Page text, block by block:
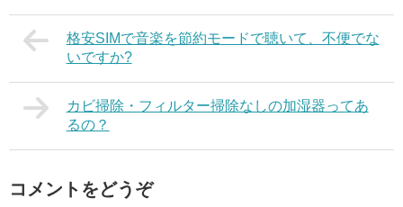
格安SIMで音楽を節約モードで聴いて、不便でな
いですか?
カビ掃除・フィルター掃除なしの加湿器ってあ
るの？
コメントをどうぞ